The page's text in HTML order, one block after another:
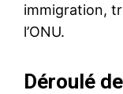
immigration,
l’ONU.
Déroulé